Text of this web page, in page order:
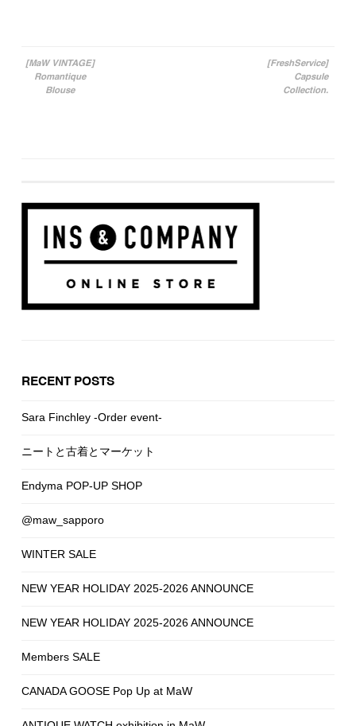
投稿ナビゲーション
[MaW VINTAGE]
Romantique
Blouse
[FreshService]
Capsule
Collection.
RECENT POSTS
Sara Finchley -Order event-
ニートと古着とマーケット
Endyma POP-UP SHOP
@maw_sapporo
WINTER SALE
NEW YEAR HOLIDAY 2025-2026 ANNOUNCE
NEW YEAR HOLIDAY 2025-2026 ANNOUNCE
Members SALE
CANADA GOOSE Pop Up at MaW